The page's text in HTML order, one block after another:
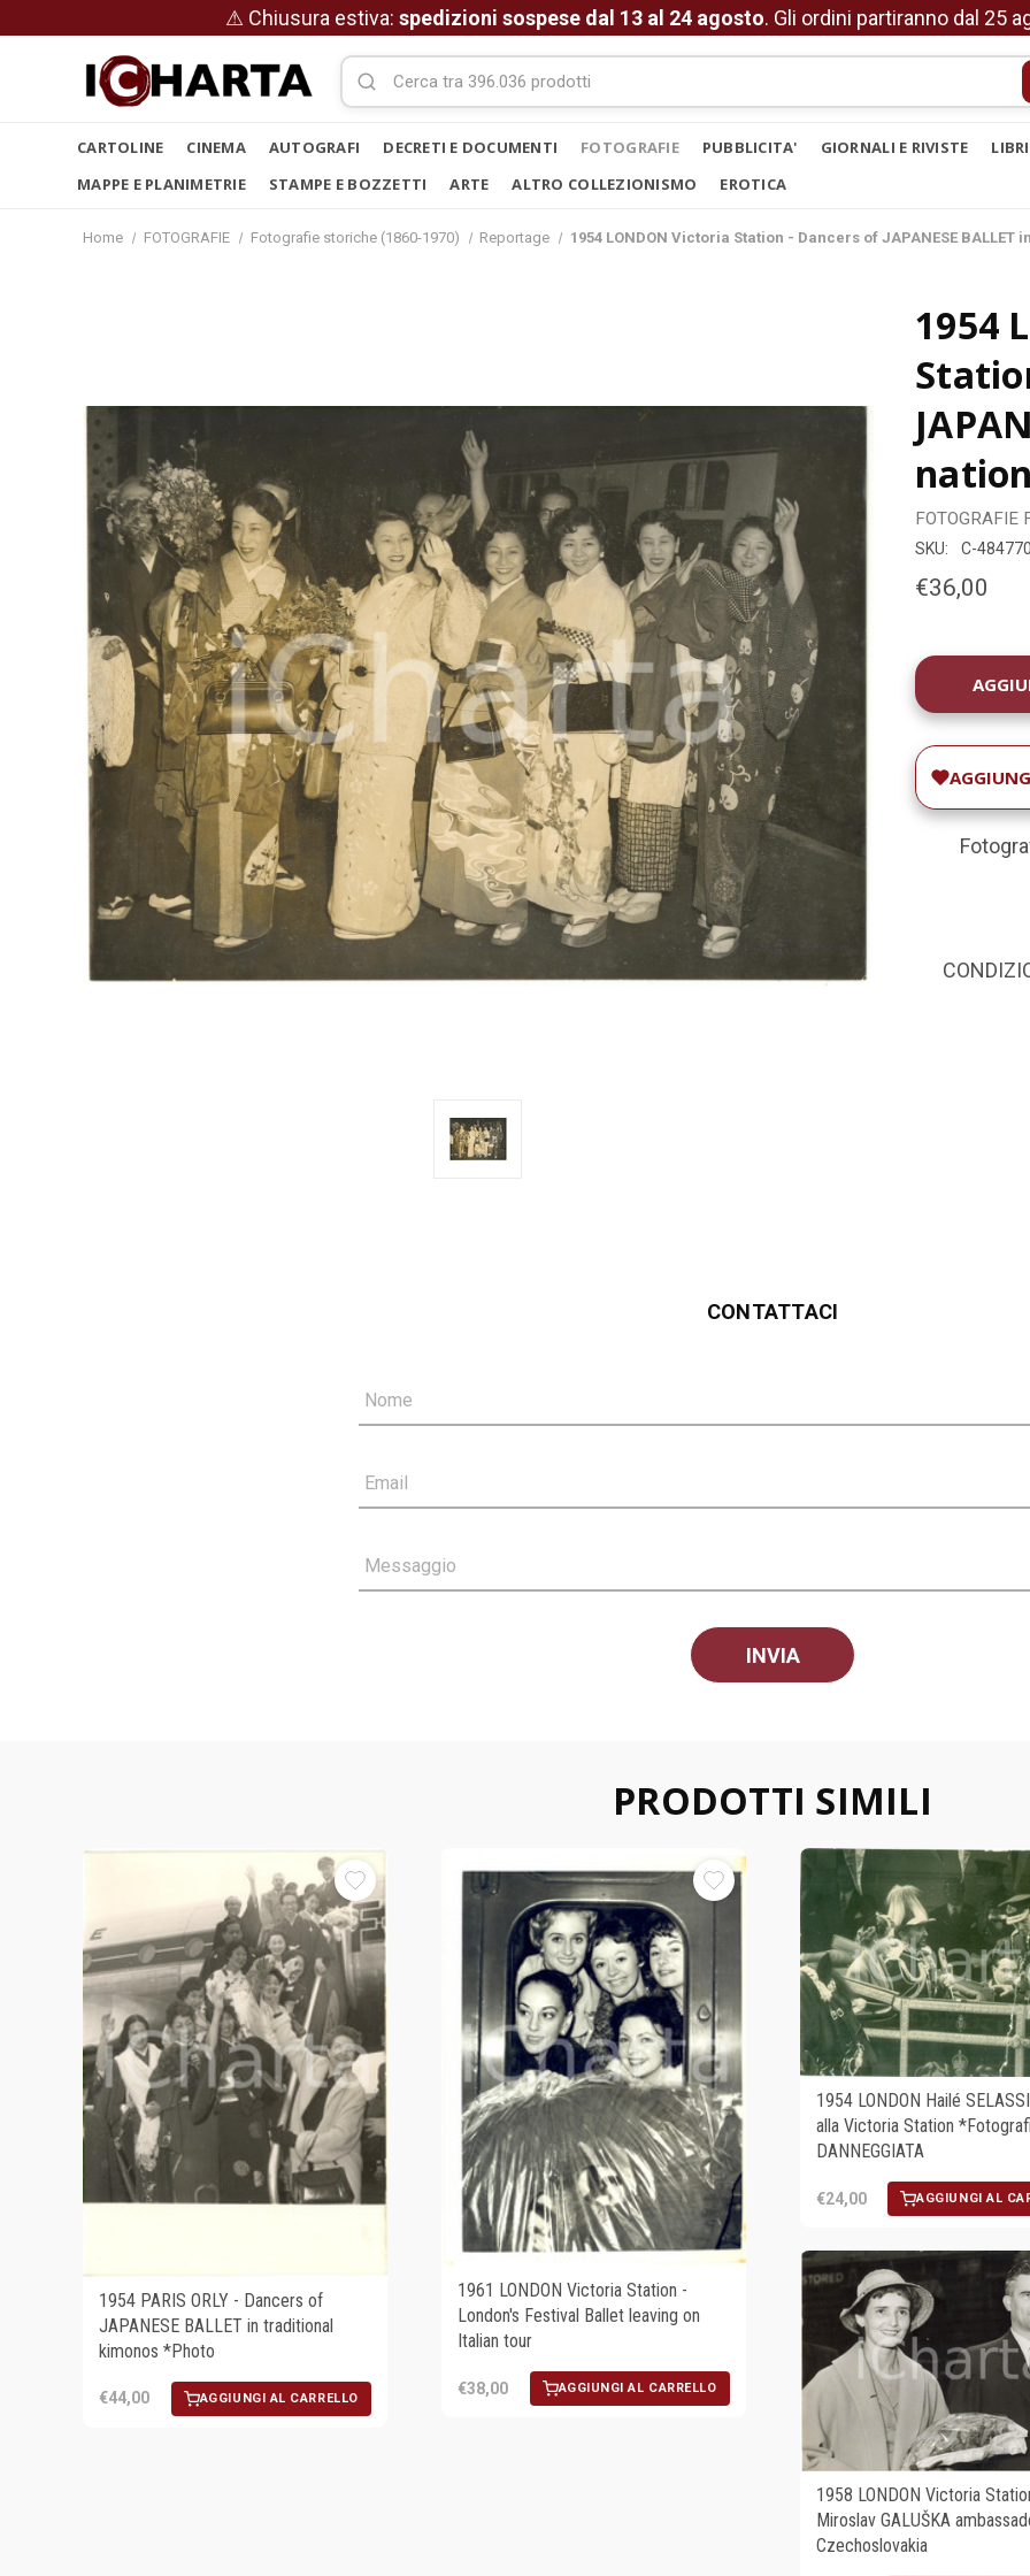
⚠ Chiusura estiva: spedizioni sospese dal 13 al 24 agosto. Gli ordini partiranno dal 25
CARTOLINE CINEMA AUTOGRAFI DECRETI E DOCUMENTI FOTOGRAFIE PUBBLICITA' GIORNALI E RIVISTE
MAPPE E PLANIMETRIE
STAMPE E BOZZETTI ARTE ALTRO COLLEZIONISMO EROTICA
Home FOTOGRAFIE Fotografie storiche (1860-1970) Reportage 1954 LONDON Victoria Station - Dancers of JAPANESE BALLET
1954
FOTOGRAFIE
SKU: C-484770
€36,00
DISPONIBILITÀ
ATTUALE:
CONTATTACI
Nome
Email
Messaggio
PRODOTTI SIMILI
1954 PARIS ORLY - Dancers of
JAPANESE BALLET in traditional
kimonos *Photo
€44,00 AGGIUNGI AL CARRELLO
1961 LONDON Victoria Station -
London's Festival Ballet leaving on
Italian tour
€38,00 AGGIUNGI AL CARRELLO
1954 LONDON Hailé
alla Victoria Station
DANNEGGIATA
€24,00 AGGIUNGI AL
1958 LONDON Victoria
Miroslav GALUŠKA
Czechoslovakia